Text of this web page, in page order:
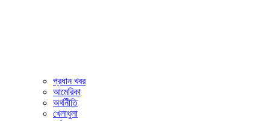
প্রধান খবর
আমেরিকা
অর্থনীতি
খেলাধুলা